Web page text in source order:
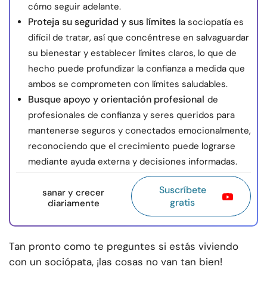
cómo seguir adelante.
Proteja su seguridad y sus límites la sociopatía es
difícil de tratar, así que concéntrese en salvaguardar
su bienestar y establecer límites claros, lo que de
hecho puede profundizar la confianza a medida que
ambos se comprometen con límites saludables.
Busque apoyo y orientación profesional de
profesionales de confianza y seres queridos para
mantenerse seguros y conectados emocionalmente,
reconociendo que el crecimiento puede lograrse
mediante ayuda externa y decisiones informadas.
sanar y crecer
diariamente
Suscríbete
gratis
Tan pronto como te preguntes si estás viviendo
con un sociópata, ¡las cosas no van tan bien!